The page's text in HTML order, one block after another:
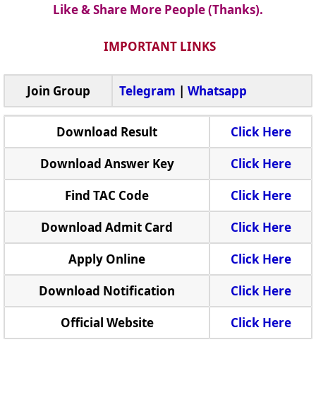
Like & Share More People (Thanks).
IMPORTANT LINKS
Join Group Telegram | Whatsapp
Download Result
Click Here
Download Answer Key
Click Here
Find TAC Code
Click Here
Download Admit Card
Click Here
Apply Online
Click Here
Download Notification
Click Here
Official Website
Click Here